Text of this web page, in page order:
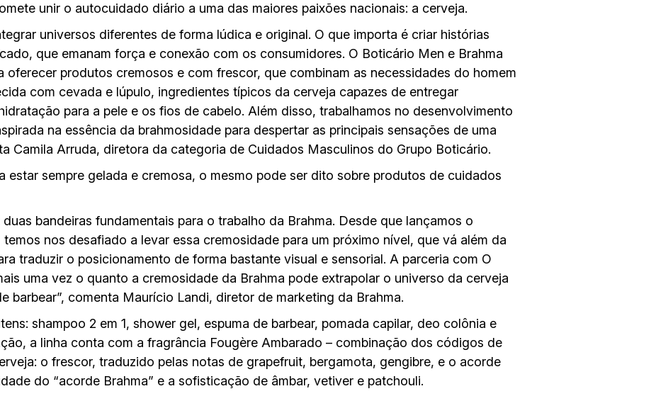
unir o autocuidado diário a uma das maiores paixões nacionais: a cerveja.
universos diferentes de forma lúdica e original. O que importa é criar histórias
que emanam força e conexão com os consumidores. O Boticário Men e Brahma
oferecer produtos cremosos e com frescor, que combinam as necessidades do homem
com cevada e lúpulo, ingredientes típicos da cerveja capazes de entregar
para a pele e os fios de cabelo. Além disso, trabalhamos no desenvolvimento
na essência da brahmosidade para despertar as principais sensações de uma
Camila Arruda, diretora da categoria de Cuidados Masculinos do Grupo Boticário.
estar sempre gelada e cremosa, o mesmo pode ser dito sobre produtos de cuidados
bandeiras fundamentais para o trabalho da Brahma. Desde que lançamos o
nos desafiado a levar essa cremosidade para um próximo nível, que vá além da
traduzir o posicionamento de forma bastante visual e sensorial. A parceria com O
uma vez o quanto a cremosidade da Brahma pode extrapolar o universo da cerveja
barbear”, comenta Maurício Landi, diretor de marketing da Brahma.
shampoo 2 em 1, shower gel, espuma de barbear, pomada capilar, deo colônia e
a linha conta com a fragrância Fougère Ambarado – combinação dos códigos de
o frescor, traduzido pelas notas de grapefruit, bergamota, gengibre, e o acorde
do “acorde Brahma” e a sofisticação de âmbar, vetiver e patchouli.